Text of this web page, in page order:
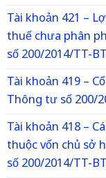
Tài khoản 421 –
thuế chưa phân
số 200/2014/TT-
Tài khoản 419 –
Thông tư số 200/
Tài khoản 418 –
thuộc vốn chủ sở
số 200/2014/TT-